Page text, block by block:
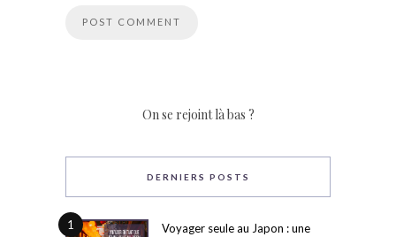
On se rejoint là bas ?
DERNIERS POSTS
1
Voyager seule au Japon : une